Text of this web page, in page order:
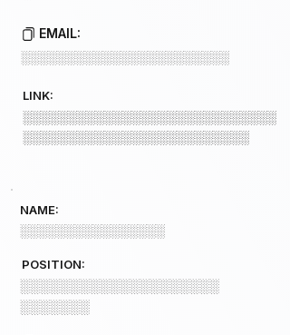
EMAIL:
░░░░░░░░░░░░░░░░░░░░░░░
LINK:
░░░░░░░░░░░░░░░░░░░░░░░░░░░░
░░░░░░░░░░░░░░░░░░░░░░░░░
NAME:
░░░░░░░░░░░░░░░░
POSITION:
░░░░░░░░░░░░░░░░░░░░
░░░░░░░